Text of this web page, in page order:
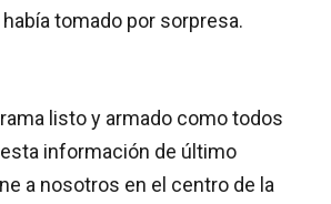
tomado por sorpresa.
listo y armado como todos
información de último
a nosotros en el centro de la